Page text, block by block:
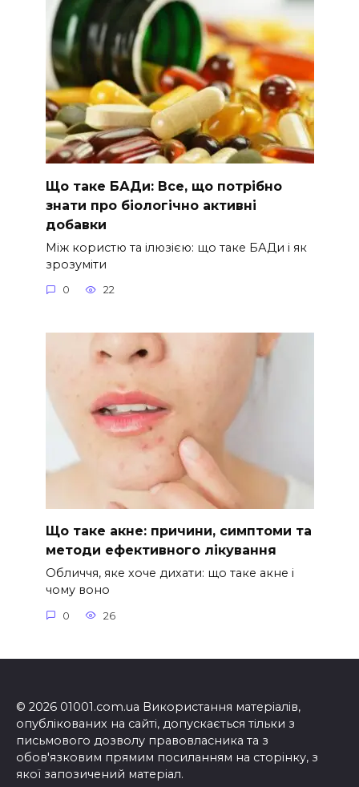
Що таке БАДи: Все, що потрібно
знати про біологічно активні
добавки
Між користю та ілюзією: що таке БАДи і як
зрозуміти
0 22
Що таке акне: причини, симптоми та
методи ефективного лікування
Обличчя, яке хоче дихати: що таке акне і
чому воно
0 26
© 2026 01001.com.ua Використання матеріалів,
опублікованих на сайті, допускається тільки з
письмового дозволу правовласника та з
обов'язковим прямим посиланням на сторінку, з
якої запозичений матеріал.